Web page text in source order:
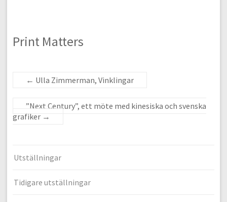
Print Matters
← Ulla Zimmerman, Vinklingar
”Next Century”, ett möte med kinesiska och svenska
grafiker →
Utställningar
Tidigare utställningar